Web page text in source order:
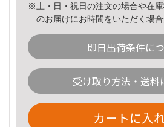
※土・日・祝日の注文の場合や在
のお届けにお時間をいただく場合
即日出荷条件に
受け取り方法・送料
カートに入